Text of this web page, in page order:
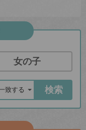
女の子
検索